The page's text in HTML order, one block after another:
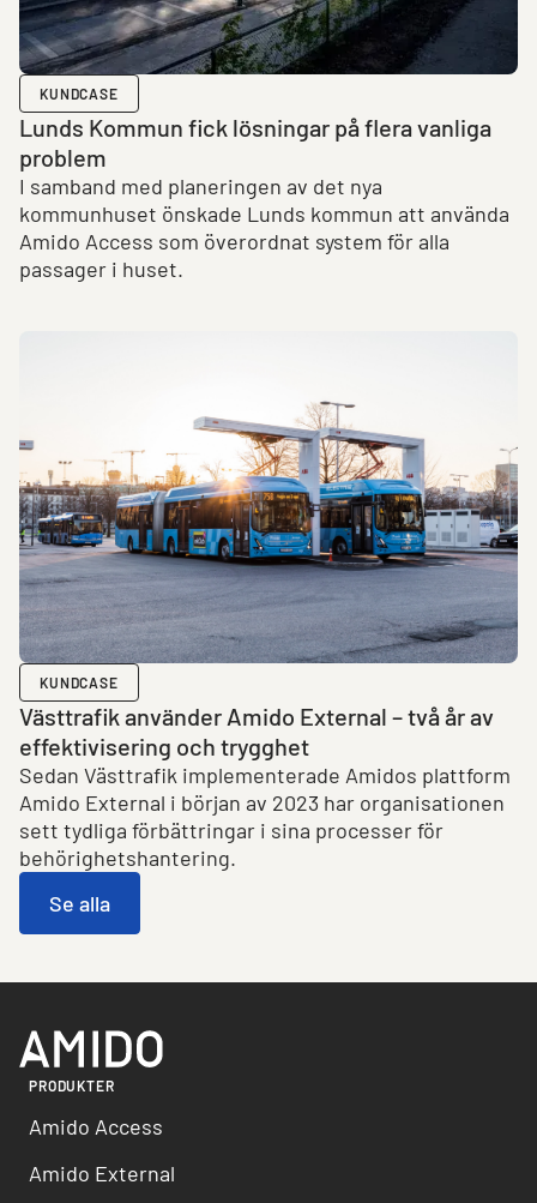
KUNDCASE
Lunds Kommun fick lösningar på flera vanliga
problem
I samband med planeringen av det nya
kommunhuset önskade Lunds kommun att använda
Amido Access som överordnat system för alla
passager i huset.
KUNDCASE
Västtrafik använder Amido External – två år av
effektivisering och trygghet
Sedan Västtrafik implementerade Amidos plattform
Amido External i början av 2023 har organisationen
sett tydliga förbättringar i sina processer för
behörighetshantering.
Se alla
PRODUKTER
Amido Access
Amido External